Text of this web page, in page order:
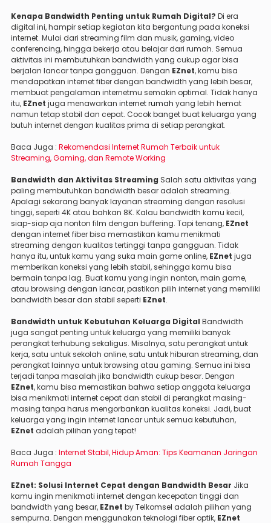
Kenapa Bandwidth Penting untuk Rumah Digital? Di era
digital ini, hampir setiap kegiatan kita bergantung pada koneksi
internet. Mulai dari streaming film dan musik, gaming, video
conferencing, hingga bekerja atau belajar dari rumah. Semua
aktivitas ini membutuhkan bandwidth yang cukup agar bisa
berjalan lancar tanpa gangguan. Dengan EZnet, kamu bisa
mendapatkan internet fiber dengan bandwidth yang lebih besar,
membuat pengalaman internetmu semakin optimal. Tidak hanya
itu, EZnet juga menawarkan internet rumah yang lebih hemat
namun tetap stabil dan cepat. Cocok banget buat keluarga yang
butuh internet dengan kualitas prima di setiap perangkat.
Baca Juga : Rekomendasi Internet Rumah Terbaik untuk
Streaming, Gaming, dan Remote Working
Bandwidth dan Aktivitas Streaming Salah satu aktivitas yang
paling membutuhkan bandwidth besar adalah streaming.
Apalagi sekarang banyak layanan streaming dengan resolusi
tinggi, seperti 4K atau bahkan 8K. Kalau bandwidth kamu kecil,
siap-siap aja nonton film dengan buffering. Tapi tenang, EZnet
dengan internet fiber bisa memastikan kamu menikmati
streaming dengan kualitas tertinggi tanpa gangguan. Tidak
hanya itu, untuk kamu yang suka main game online, EZnet juga
memberikan koneksi yang lebih stabil, sehingga kamu bisa
bermain tanpa lag. Buat kamu yang ingin nonton, main game,
atau browsing dengan lancar, pastikan pilih internet yang memiliki
bandwidth besar dan stabil seperti EZnet.
Bandwidth untuk Kebutuhan Keluarga Digital Bandwidth
juga sangat penting untuk keluarga yang memiliki banyak
perangkat terhubung sekaligus. Misalnya, satu perangkat untuk
kerja, satu untuk sekolah online, satu untuk hiburan streaming, dan
perangkat lainnya untuk browsing atau gaming. Semua ini bisa
terjadi tanpa masalah jika bandwidth cukup besar. Dengan
EZnet, kamu bisa memastikan bahwa setiap anggota keluarga
bisa menikmati internet cepat dan stabil di perangkat masing-
masing tanpa harus mengorbankan kualitas koneksi. Jadi, buat
keluarga yang ingin internet lancar untuk semua kebutuhan,
EZnet adalah pilihan yang tepat!
Baca Juga : Internet Stabil, Hidup Aman: Tips Keamanan Jaringan
Rumah Tangga
EZnet: Solusi Internet Cepat dengan Bandwidth Besar Jika
kamu ingin menikmati internet dengan kecepatan tinggi dan
bandwidth yang besar, EZnet by Telkomsel adalah pilihan yang
sempurna. Dengan menggunakan teknologi fiber optik, EZnet